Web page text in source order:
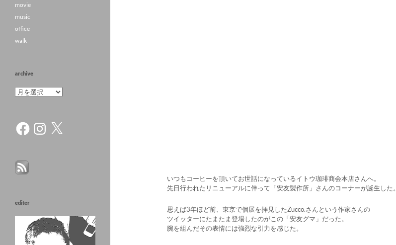
いつもコーヒーを頂いてお世話になっているイトウ珈琲商会本店さんへ。
先日行われたリニューアルに伴って「安友製作所」さんのコーナーが誕生した。
思えば3年ほど前、東京で個展を拝見したZucco.さんという作家さんの
ツイッターにたまたま登場したのがこの「安友グマ」だった。
腕を組んだその表情には強烈な引力を感じた。
movie
music
office
walk
archive
archive
FacebookInstagram
X
editer